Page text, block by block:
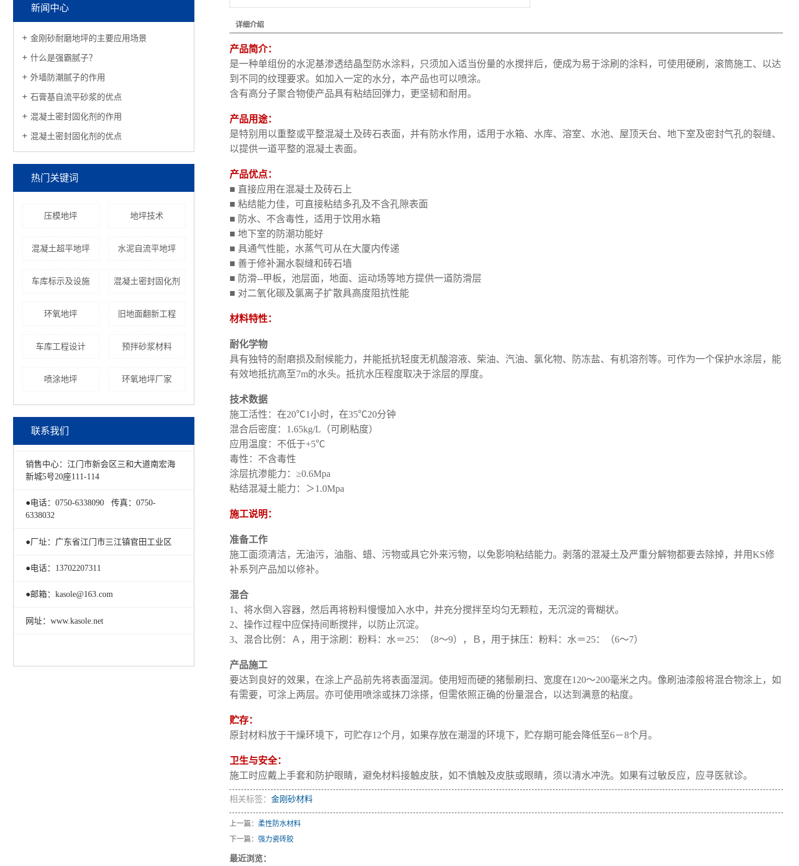
新闻中心
金刚砂耐磨地坪的主要应用场景
什么是强霸腻子？
外墙防潮腻子的作用
石膏基自流平砂浆的优点
混凝土密封固化剂的作用
混凝土密封固化剂的优点
热门关键词
压模地坪 地坪技术
混凝土超平地坪 水泥自流平地坪
车库标示及设施 混凝土密封固化剂
环氧地坪 旧地面翻新工程
车库工程设计 预拌砂浆材料
喷涂地坪 环氧地坪厂家
联系我们
销售中心：江门市新会区三和大道南宏海
新城5号20座111-114
●电话：0750-6338090 传真：0750-
6338032
●厂址：广东省江门市三江镇官田工业区
●电话：13702207311
●邮箱：kasole@163.com
网址：www.kasole.net
详细介绍
产品简介：
是一种单组份的水泥基渗透结晶型防水涂料，只须加入适当份量的水搅拌后，便成为易于涂刷的涂料，可使用硬刷，滚筒施工、以达
到不同的纹理要求。如加入一定的水分，本产品也可以喷涂。
含有高分子聚合物使产品具有粘结回弹力，更坚韧和耐用。
产品用途：
是特别用以重整或平整混凝土及砖石表面，并有防水作用，适用于水箱、水库、溶室、水池、屋顶天台、地下室及密封气孔的裂缝、
以提供一道平整的混凝土表面。
产品优点：
■ 直接应用在混凝土及砖石上
■ 粘结能力佳，可直接粘结多孔及不含孔隙表面
■ 防水、不含毒性，适用于饮用水箱
■ 地下室的防潮功能好
■ 具通气性能，水蒸气可从在大厦内传递
■ 善于修补漏水裂缝和砖石墙
■ 防滑--甲板，池层面，地面、运动场等地方提供一道防滑层
■ 对二氧化碳及氯离子扩散具高度阻抗性能
材料特性：
耐化学物
具有独特的耐磨损及耐候能力，并能抵抗轻度无机酸溶液、柴油、汽油、氯化物、防冻盐、有机溶剂等。可作为一个保护水涂层，能
有效地抵抗高至7m的水头。抵抗水压程度取决于涂层的厚度。
技术数据
施工活性：在20℃1小时，在35℃20分钟
混合后密度：1.65kg/L（可刷粘度）
应用温度：不低于+5℃
毒性：不含毒性
涂层抗渗能力：≥0.6Mpa
粘结混凝土能力：＞1.0Mpa
施工说明：
准备工作
施工面须清洁，无油污，油脂、蜡、污物或具它外来污物，以免影响粘结能力。剥落的混凝土及严重分解物都要去除掉，并用KS修
补系列产品加以修补。
混合
1、将水倒入容器，然后再将粉料慢慢加入水中，并充分搅拌至均匀无颗粒，无沉淀的膏糊状。
2、操作过程中应保持间断搅拌，以防止沉淀。
3、混合比例：Ａ，用于涂刷：粉料：水＝25：（8～9），Ｂ，用于抹压：粉料：水＝25：（6～7）
产品施工
要达到良好的效果，在涂上产品前先将表面湿润。使用短而硬的猪鬃刷扫、宽度在120～200毫米之内。像刷油漆般将混合物涂上，如
有需要，可涂上两层。亦可使用喷涂或抹刀涂搽，但需依照正确的份量混合，以达到满意的粘度。
贮存：
原封材料放于干燥环境下，可贮存12个月，如果存放在潮湿的环境下，贮存期可能会降低至6－8个月。
卫生与安全：
施工时应戴上手套和防护眼睛，避免材料接触皮肤，如不慎触及皮肤或眼睛，须以清水冲洗。如果有过敏反应，应寻医就诊。
相关标签：金刚砂材料
上一篇：柔性防水材料
下一篇：强力瓷砖胶
最近浏览：